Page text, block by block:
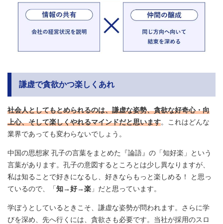
謙虚で貪欲かつ楽しくあれ
社会人としてもとめられるのは、謙虚な姿勢、貪欲な好奇心・向
上心、そして楽しくやれるマインドだと思います。これはどんな
業界であっても変わらないでしょう。
中国の思想家 孔子の言葉をまとめた『論語』の「知好楽」という
言葉があります。孔子の意図するところとは少し異なりますが、
私は知ることで好きになるし、好きならもっと楽しめる！ と思っ
ているので、「知→好→楽 」だと思っています。
学ぼうとしているときこそ、謙虚な姿勢が問われます。さらに学
びを深め、先へ行くには、貪欲さも必要です。当社が採用のスロ